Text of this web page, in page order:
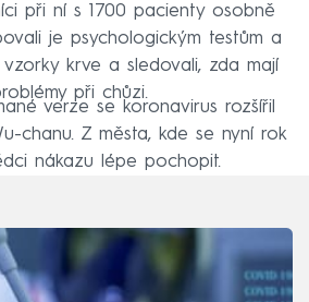
při ní s 1700 pacienty osobně
je psychologickým testům a
krve a sledovali, zda mají
při chůzi.
verze se koronavirus rozšířil
chanu. Z města, kde se nyní rok
nákazu lépe pochopit.